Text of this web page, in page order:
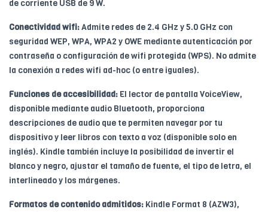
de corriente USB de 9 W.
Conectividad wifi:Admite redes de 2.4 GHz y 5.0 GHz con
seguridad WEP, WPA, WPA2 y OWE mediante autenticación por
contraseña o configuración de wifi protegida (WPS). No admite
la conexión a redes wifi ad-hoc (o entre iguales).
Funciones de accesibilidad: El lector de pantalla VoiceView,
disponible mediante audio Bluetooth, proporciona
descripciones de audio que te permiten navegar por tu
dispositivo y leer libros con texto a voz (disponible solo en
inglés). Kindle también incluye la posibilidad de invertir el
blanco y negro, ajustar el tamaño de fuente, el tipo de letra, el
interlineado y los márgenes.
Formatos de contenido admitidos: Kindle Format 8 (AZW3),